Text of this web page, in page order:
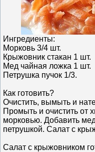
Ингредиенты:
Морковь 3/4 шт.
Крыжовник стакан 1 шт.
Мед чайная ложка 1 шт.
Петрушка пучок 1/3.
Как готовить?
Очистить, вымыть и
Промыть и очистить от
морковью. Добавить
петрушкой. Салат с
Салат с крыжовником